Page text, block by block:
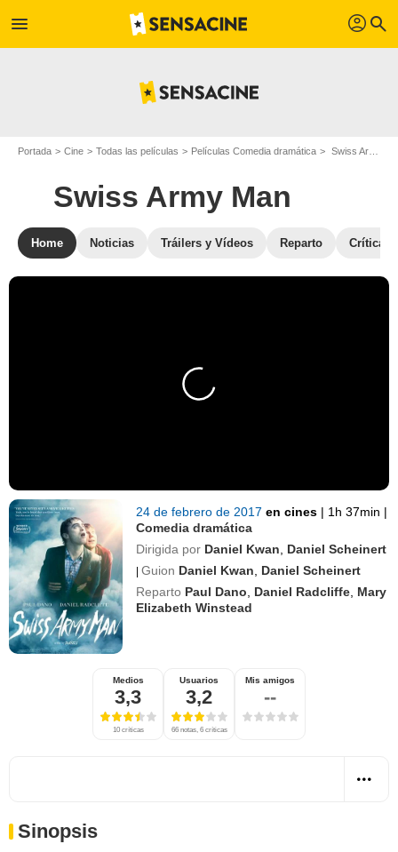
menu profil search
Portada Cine Todas las películas Películas Comedia dramática Swiss Army Man
Swiss Army Man
Home Noticias Tráilers y Vídeos Reparto Críticas
24 de febrero de 2017en cines | 1h 37min |
Comedia dramática
Dirigida por Daniel Kwan Daniel Scheinert
| Guion Daniel Kwan
Daniel Scheinert
Reparto Paul Dano Daniel Radcliffe Mary
Elizabeth Winstead
Medios
3,3
10 críticas
Usuarios
3,2
66 notas, 6 críticas
Mis amigos
--
Sinopsis